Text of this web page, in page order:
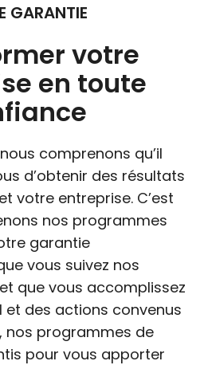
GARANTIE
votre
en toute
comprenons qu’il
d’obtenir des résultats
votre entreprise. C’est
nos programmes
garantie
vous suivez nos
que vous accomplissez
et des actions convenus
nos programmes de
pour vous apporter